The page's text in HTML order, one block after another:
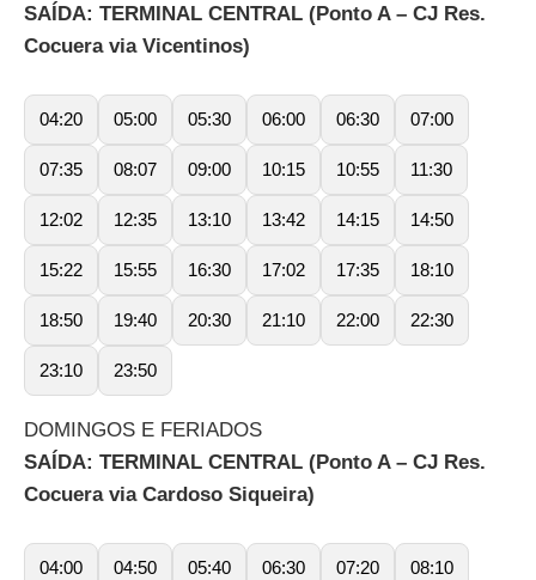
SAÍDA: TERMINAL CENTRAL (Ponto A – CJ Res.
Cocuera via Vicentinos)
04:20 05:00 05:30 06:00 06:30 07:00
07:35 08:07 09:00 10:15 10:55 11:30
12:02 12:35 13:10 13:42 14:15 14:50
15:22 15:55 16:30 17:02 17:35 18:10
18:50 19:40 20:30 21:10 22:00 22:30
23:10 23:50
DOMINGOS E FERIADOS
SAÍDA: TERMINAL CENTRAL (Ponto A – CJ Res.
Cocuera via Cardoso Siqueira)
04:00 04:50 05:40 06:30 07:20 08:10